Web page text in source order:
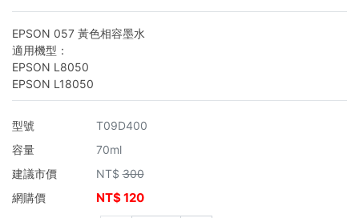
EPSON 057 黃色相容墨水
適用機型：
EPSON L8050
EPSON L18050
型號
T09D400
容量
70ml
建議市價
NT$ 300
網購價
NT$120